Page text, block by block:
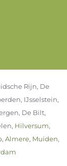
Rijn, De
IJsselstein,
De Bilt,
Hilversum,
, Almere, Muiden,